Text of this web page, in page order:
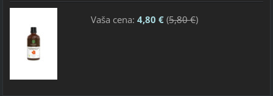
Vaša cena: 4,80 €(5,80 €)